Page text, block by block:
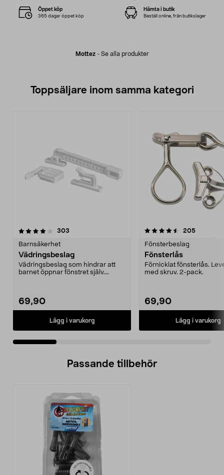
Mottez- Se alla produkter
Öppet köp
365 dagar öppet köp
Hämta i butik
Beställ online, från butikslager
Toppsäljare inom samma kategori
303
Barnsäkerhet
Vädringsbeslag
Vädringsbeslag som hindrar att
barnet öppnar fönstret själv.
69,90
Lägg i varukorg
4.5 av 5 stjärnor 205
Fönsterbeslag
Fönsterlås
Förnicklat fönsterlås.
med skruv. 2-pack.
69,90
Lägg i varukorg
4.5 av 5 stjärnor
Passande tillbehör